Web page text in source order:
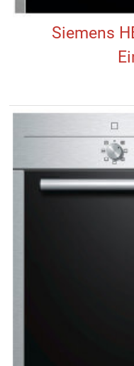
Siemens